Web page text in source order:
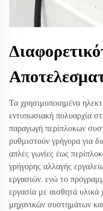
Τα χρησιμοποιημένα
εντυπωσιακή πολυαρχία
παραγωγή περίπλοκων
ρυθμιστούν γρήγορα για
απλές γωνίες έως
γρήγορης αλλαγής
εργασιών, ενώ το
εργασία με αισθητά
μηχανικών συστημάτων